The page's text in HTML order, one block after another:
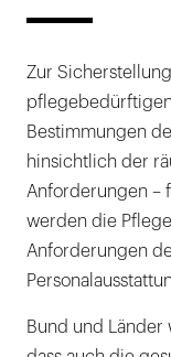
Zur
Bestimmungen
hinsichtlich der
Anforderungen –
werden die
Anforderungen
Bund und Länder